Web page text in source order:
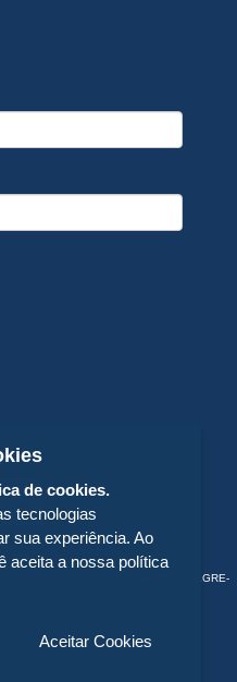
0001-74 - RUA MONTE ALEGRE-
- Todos os Direitos
de cookies.
tecnologias
sua experiência. Ao
aceita a nossa política
Aceitar Cookies